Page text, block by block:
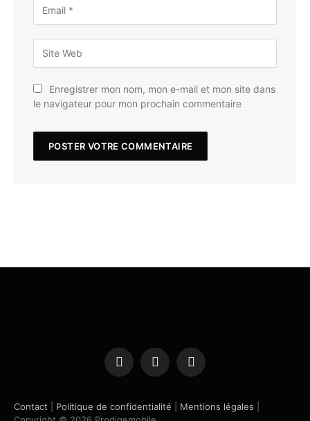
Enregistrer mon nom, mon e-mail et mon site dans
le navigateur pour mon prochain commentaire
Facebook
X
(Twitter)
Instagram
Contact Politique de confidentialité Mentions légales